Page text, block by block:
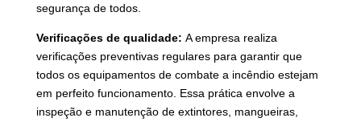
segurança de todos.
Verificações de qualidade: A empresa realiza
verificações preventivas regulares para garantir que
todos os equipamentos de combate a incêndio estejam
em perfeito funcionamento. Essa prática envolve a
inspeção e manutenção de extintores, mangueiras,